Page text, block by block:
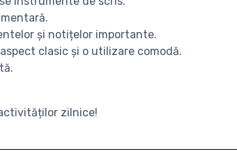
și notițelor importante.
clasic și o utilizare comodă.
zilnice!